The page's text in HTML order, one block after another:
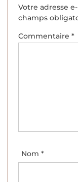
Votre adresse
champs
Commentaire *
Nom *